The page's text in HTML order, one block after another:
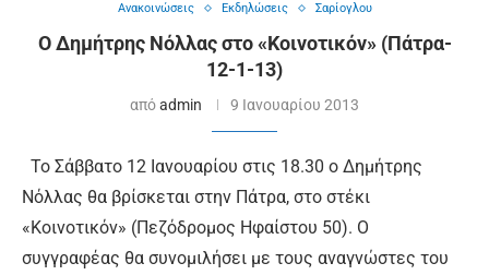
Ανακοινώσεις Εκδηλώσεις Σαρίογλου
Ο Δημήτρης Νόλλας στο «Κοινοτικόν» (Πάτρα-
12-1-13)
απόadmin 9 Ιανουαρίου 2013
Το Σάββατο 12 Ιανουαρίου στις 18.30 ο Δημήτρης
Νόλλας θα βρίσκεται στην Πάτρα, στο στέκι
«Κοινοτικόν» (Πεζόδρομος Ηφαίστου 50). Ο
συγγραφέας θα συνομιλήσει με τους αναγνώστες του